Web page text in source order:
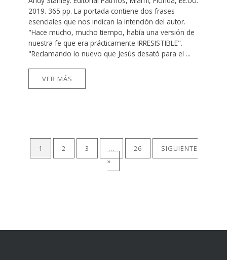
2019. 365 pp. La portada contiene dos frases
esenciales que nos indican la intención del autor.
"Hace mucho, mucho tiempo, había una versión de
nuestra fe que era prácticamente IRRESISTIBLE".
"Reclamando lo nuevo que Jesús desató para el ...
VER MÁS
1 2 3 … 26
SIGUIENTE
»